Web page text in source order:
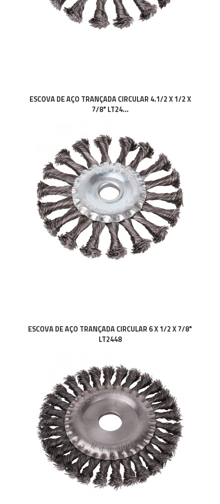
ESCOVA DE AÇO TRANÇADA CIRCULAR 4.1/2 X 1/2 X
7/8" LT24...
ESCOVA DE AÇO TRANÇADA CIRCULAR 6 X 1/2 X 7/8"
LT2448